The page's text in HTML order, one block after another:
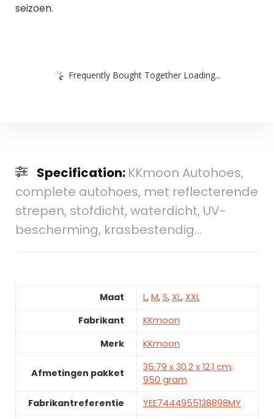
seizoen.
Frequently Bought Together Loading...
Specification: KKmoon Autohoes,
complete autohoes, met reflecterende
strepen, stofdicht, waterdicht, UV-
bescherming, krasbestendig…
Maat L, M, S, XL, XXL
Fabrikant
KKmoon
Merk
KKmoon
Afmetingen pakket
35.79 x 30.2 x 12.1 cm;
950 gram
Fabrikantreferentie
YEE7444955138898MY